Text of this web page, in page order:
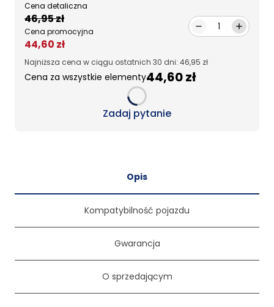
Cena detaliczna
46,95 zł
Cena promocyjna
44,60 zł
1
Najniższa cena w ciągu ostatnich 30 dni: 46,95 zł
Cena za wszystkie elementy44,60 zł
Loading...
Zadaj pytanie
Opis
Kompatybilność pojazdu
Gwarancja
O sprzedającym